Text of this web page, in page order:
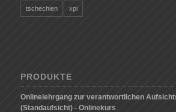
tschechien xpi
PRODUKTE
Onlinelehrgang zur verantwortlichen
(Standaufsicht) - Onlinekurs